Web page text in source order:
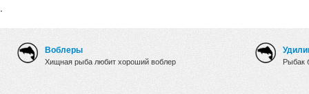
.
Воблеры
Хищная рыба любит хороший воблер Рыбак